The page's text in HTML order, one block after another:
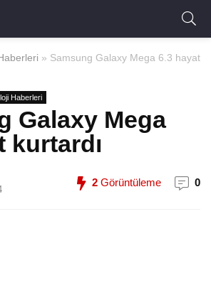
» Samsung Galaxy Mega 6.3 hayat
Haberleri
Galaxy Mega
kurtardı
2 Görüntüleme 0